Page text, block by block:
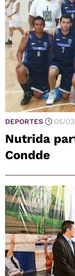
DEPORTES 05/
Nutrida
Condde